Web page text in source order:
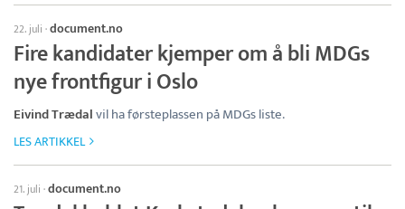
22. juli ·document.no
Fire kandidater kjemper om å bli MDGs
nye frontfigur i Oslo
Eivind Trædalvil ha førsteplassen på MDGs liste.
LES ARTIKKEL
21. juli ·document.no